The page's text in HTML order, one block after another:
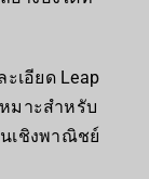
เอียด Leap
มาะสำหรับ
เชิงพาณิชย์